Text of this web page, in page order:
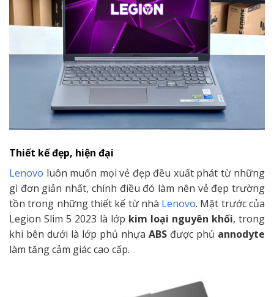
Thiết kế đẹp, hiện đại
Lenovo luôn muốn mọi vẻ đẹp đều xuất phát từ những
gì đơn giản nhất, chính điều đó làm nên vẻ đẹp trường
tồn trong những thiết kế từ nhà Lenovo. Mặt trước của
Legion Slim 5 2023 là lớp kim loại nguyên khối, trong
khi bên dưới là lớp phủ nhựa ABS được phủ annodyte
làm tăng cảm giác cao cấp.